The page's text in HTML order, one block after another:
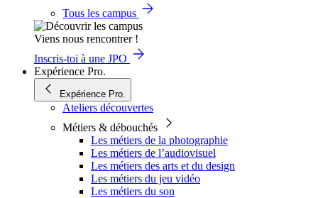
Tous les campus
Viens nous rencontrer !
Inscris-toi à une JPO
Expérience Pro.
Expérience Pro.
Ateliers découvertes
Métiers & débouchés
Les métiers de la photographie
Les métiers de l’audiovisuel
Les métiers des arts et du design
Les métiers du jeu vidéo
Les métiers du son